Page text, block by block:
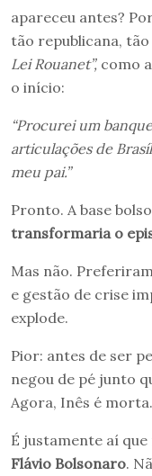
apareceu antes?
tão republicana,
Lei Rouanet”, como
o início:
“Procurei um
articulações de
meu pai.”
Pronto. A base
transformaria o
Mas não.
e gestão de crise
explode.
Pior: antes de ser
negou de pé junto
Agora, Inês é morta.
É justamente aí
Flávio Bolsonaro.